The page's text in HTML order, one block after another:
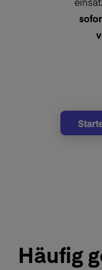
Häufig